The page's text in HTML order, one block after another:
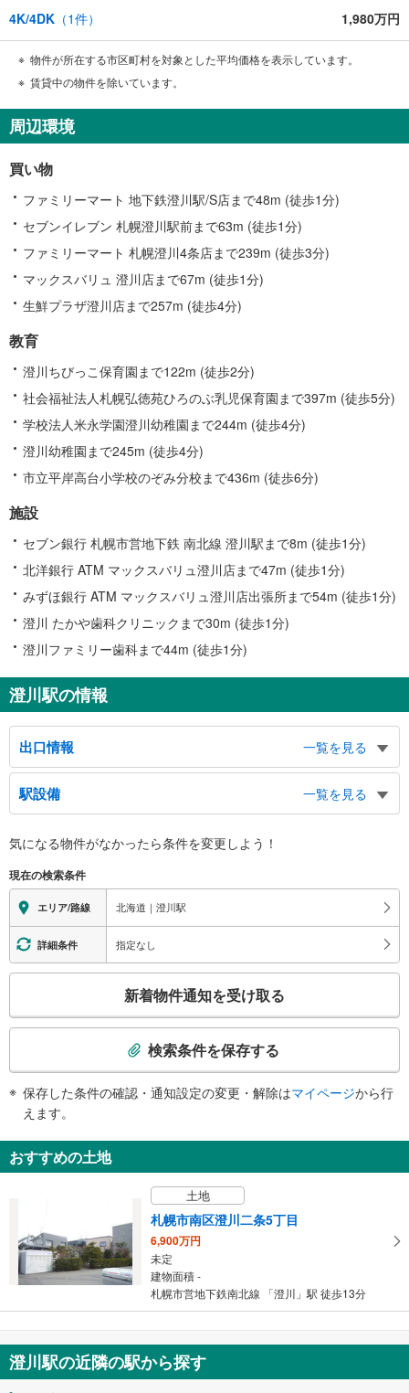
4K/4DK （1件） 1,980万円
物件が所在する市区町村を対象とした平均価格を表示しています。
賃貸中の物件を除いています。
周辺環境
買い物
ファミリーマート 地下鉄澄川駅/S店まで48m (徒歩1分)
セブンイレブン 札幌澄川駅前まで63m (徒歩1分)
ファミリーマート 札幌澄川4条店まで239m (徒歩3分)
マックスバリュ 澄川店まで67m (徒歩1分)
生鮮プラザ澄川店まで257m (徒歩4分)
教育
澄川ちびっこ保育園まで122m (徒歩2分)
社会福祉法人札幌弘徳苑ひろのぶ乳児保育園まで397m (徒歩5分)
学校法人米永学園澄川幼稚園まで244m (徒歩4分)
澄川幼稚園まで245m (徒歩4分)
市立平岸高台小学校のぞみ分校まで436m (徒歩6分)
施設
セブン銀行 札幌市営地下鉄 南北線 澄川駅まで8m (徒歩1分)
北洋銀行 ATM マックスバリュ澄川店まで47m (徒歩1分)
みずほ銀行 ATM マックスバリュ澄川店出張所まで54m (徒歩1分)
澄川 たかや歯科クリニックまで30m (徒歩1分)
澄川ファミリー歯科まで44m (徒歩1分)
澄川駅の情報
出口情報
一覧を見る
西出口
澄川４条２丁目、澄川地区会館、澄川まちづくりセンター、澄川西小学校、澄
川幼稚園、澄川郵便局、さっぽろ天神山アートスタジオ、札幌法務局南出張所
東出口
舎、札振澄川駐車場
北出口
澄川４条１丁目、平岸高等学校、子ども発達支援総合センター（ちくたく）
駅設備
一覧を見る
※段差なしでの移動経路
地上⇔改札⇔ホーム：○
エレベータ
・ホーム⇔改札
トイレ
《多機能トイレ》
・西出口
気になる物件がなかったら条件を変更しよう！
現在の検索条件
エリア/路線 北海道｜澄川駅
詳細条件 指定なし
検
知
を
る
・
条
マ
イ
ペ
新着物件通知を受け取る
検索条件を保存する
保存した条件の確認・通知設定の変更・解除はマイページから行
えます。
おすすめの土地
土地
札幌市南区澄川二条5丁目
6,900万円
未定
建物面積 -
札幌市営地下鉄南北線 「澄川」駅 徒歩13分
澄川駅の近隣の駅から探す